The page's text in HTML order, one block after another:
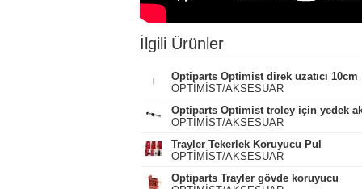
İlgili Ürünler
Optiparts Optimist direk uzatıcı 10cm
OPTİMİST/AKSESUAR
Optiparts Optimist troley için yedek
OPTİMİST/AKSESUAR
Trayler Tekerlek Koruyucu Pul
OPTİMİST/AKSESUAR
Optiparts Trayler gövde koruyucu